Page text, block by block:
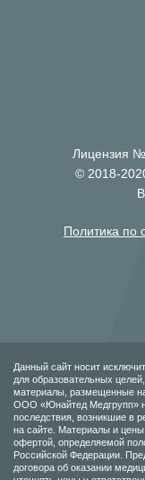
Лицензия
© 2018-
Политика по
Данный сайт носит
для образовательных
материалы, размещенные
ООО «Юнайтед Медгрупп»
последствия, возникшие в
на сайте. Материалы и
офертой, определяемой
Российской Федерации.
договора об оказании